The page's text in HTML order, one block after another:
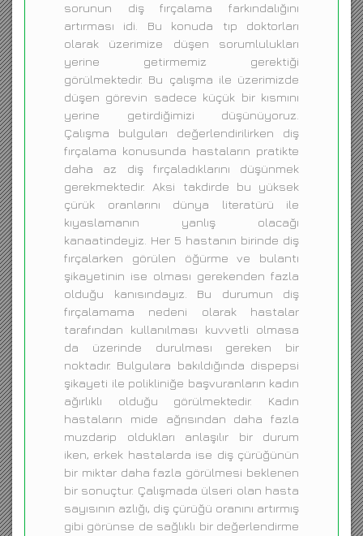
sorunun diş fırçalama farkındalığını
artırması idi. Bu konuda tıp doktorları
olarak üzerimize düşen sorumlulukları
yerine getirmemiz gerektiği
görülmektedir. Bu çalışma ile üzerimizde
düşen görevin sadece küçük bir kısmını
yerine getirdiğimizi düşünüyoruz.
Çalışma bulguları değerlendirilirken diş
fırçalama konusunda hastaların pratikte
daha az diş fırçaladıklarını düşünmek
gerekmektedir. Aksi takdirde bu yüksek
çürük oranlarını dünya literatürü ile
kıyaslamanın yanlış olacağı
kanaatindeyiz. Her 5 hastanın birinde diş
fırçalarken görülen öğürme ve bulantı
şikayetinin ise olması gerekenden fazla
olduğu kanısındayız. Bu durumun diş
fırçalamama nedeni olarak hastalar
tarafından kullanılması kuvvetli olmasa
da üzerinde durulması gereken bir
noktadır. Bulgulara bakıldığında dispepsi
şikayeti ile polikliniğe başvuranların kadın
ağırlıklı olduğu görülmektedir. Kadın
hastaların mide ağrısından daha fazla
muzdarip oldukları anlaşılır bir durum
iken, erkek hastalarda ise diş çürüğünün
bir miktar daha fazla görülmesi beklenen
bir sonuçtur. Çalışmada ülseri olan hasta
sayısının azlığı, diş çürüğü oranını artırmış
gibi görünse de sağlıklı bir değerlendirme